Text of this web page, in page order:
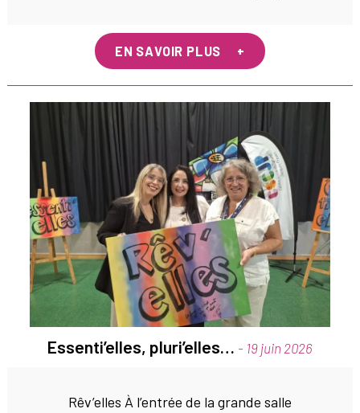
EN SAVOIR PLUS
Essenti’elles, pluri’elles… - 19 juin 2026
Rêv’elles À l’entrée de la grande salle